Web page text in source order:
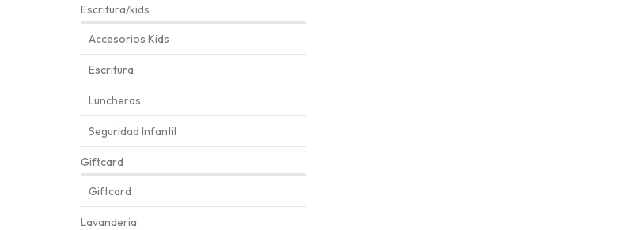
Escritura/kids
Accesorios Kids
Escritura
Luncheras
Seguridad Infantil
Giftcard
Giftcard
Lavanderia